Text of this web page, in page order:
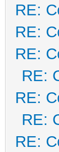
RE:
RE:
RE:
RE:
RE:
RE:
RE: